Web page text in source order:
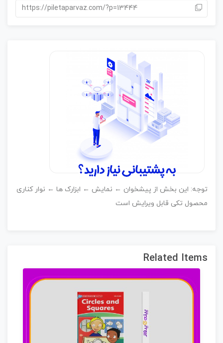
ی
ا
ی
https://piletaparvaz.com/?p=13444
این بخش از پیشخوان ← نمایش ← ابزارک ها ← نوار کناری
تکی قابل ویرایش است
Related